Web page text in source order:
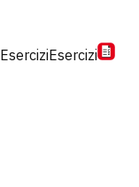
EserciziEsercizi